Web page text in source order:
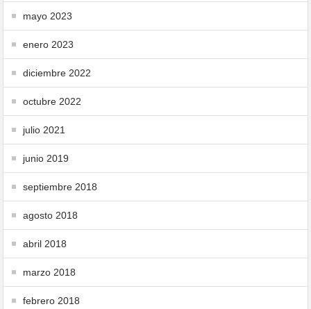
mayo 2023
enero 2023
diciembre 2022
octubre 2022
julio 2021
junio 2019
septiembre 2018
agosto 2018
abril 2018
marzo 2018
febrero 2018